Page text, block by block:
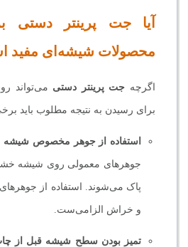
آیا جت پرینتر دستی
محصولات شیشه‌ای مفید
اگرچهجت پرینتر دستیمی‌تواند روی
برای رسیدن به نتیجه مطلوب باید
استفاده از جوهر مخصوص شیشه (UV یا Solvent-Based):
جوهرهای معمولی روی شیشه خشک
پاک می‌شوند. استفاده از جوهرهای
و خراش الزامی‌ست.
تمیز بودن سطح شیشه قبل از